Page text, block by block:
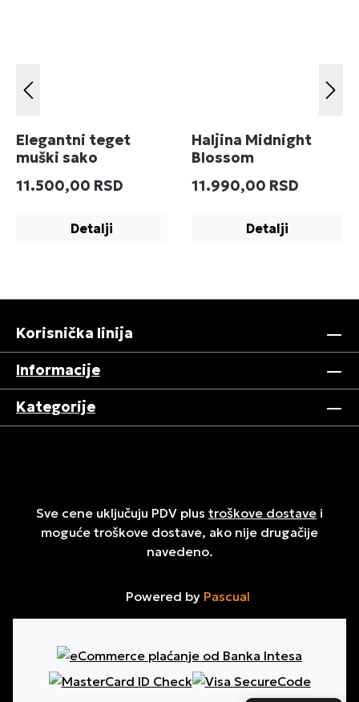
Elegantni teget
muški sako
Redovna cena:
11.500,00 RSD
Detalji
Haljina Midnight
Blossom
Redovna cena:
11.990,00 RSD
Detalji
Korisnička linija
Informacije
Kategorije
Sve cene uključuju PDV plus troškove dostave i
moguće troškove dostave, ako nije drugačije
navedeno.
Powered by Pascual